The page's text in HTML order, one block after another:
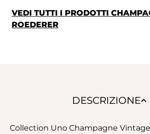
VEDI TUTTI I PRODOTTI
ROEDERER
DESCRIZIONE
Collection Uno Champagne